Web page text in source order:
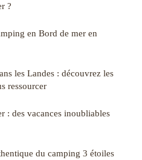
?
en Bord de mer en
les Landes : découvrez les
ressourcer
: des vacances inoubliables
du camping 3 étoiles